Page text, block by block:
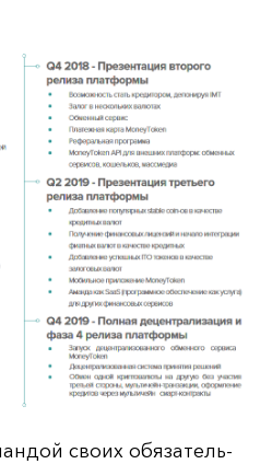
сво­их обя­за­тель­